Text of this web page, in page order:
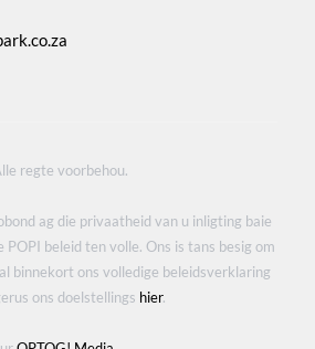
regte voorbehou.
ag die privaatheid van u inligting baie
POPI beleid ten volle. Ons is tans besig om
binnekort ons volledige beleidsverklaring
ons doelstellings hier.